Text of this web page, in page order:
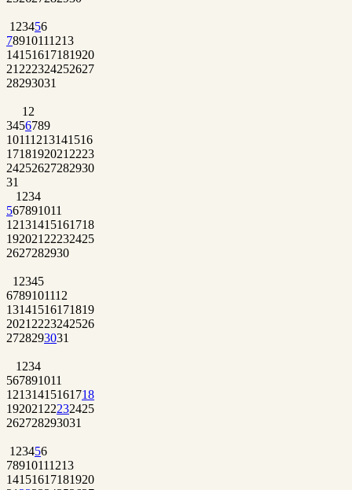
1 23456
78910111213
14151617181920
21 222324252627
28293031
1 2
3456789
10111213141516
1718192021 2223
24252627282930
31
1 234
567891011
12131415161718
192021 22232425
2627282930
1 2345
6789101112
13141516171819
2021 2223242526
2728293031
1 234
567891011
12131415161718
192021 22232425
262728293031
1 23456
78910111213
14151617181920